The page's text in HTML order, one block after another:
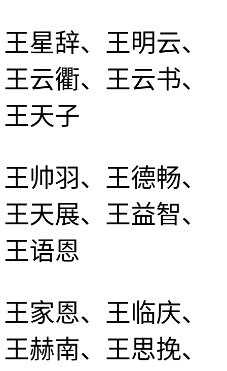
王星辞、王明云、
王云衢、王云书、
王天子
王帅羽、王德畅、
王天展、王益智、
王语恩
王家恩、王临庆、
王赫南、王思挽、